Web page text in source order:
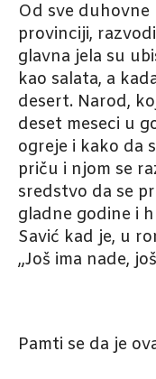
Od sve duhovne
provinciji,
glavna jela su
kao salata, a
desert. Narod,
deset meseci u
ogreje i kako da
priču i njom se
sredstvo da se
gladne godine i
Savić kad je, u
„Još ima nade,
Pamti se da je